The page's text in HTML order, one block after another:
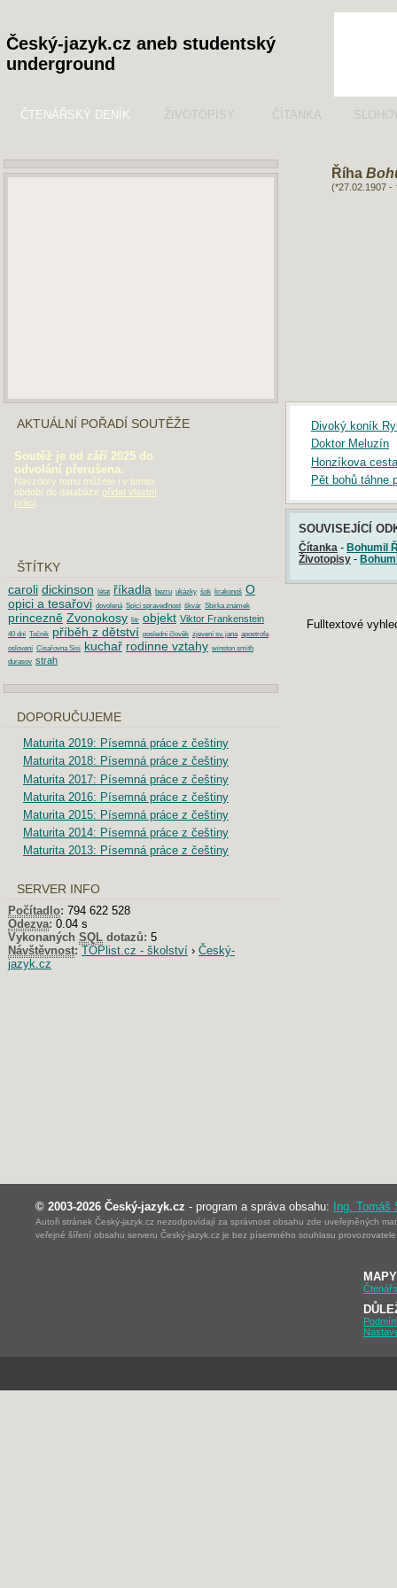
Český-jazyk.cz aneb studentský
underground
ČTENÁŘSKÝ DENÍK ŽIVOTOPISY ČÍTANKA
Říha
(*27.02.1907 -
Divoký koník
Doktor Meluzín
Honzíkova cesta
Pět bohů táhne
SOUVISEJÍCÍ
Čítanka - Bohumil
Životopisy-
Fulltextové
AKTUÁLNÍ POŘADÍ SOUTĚŽE
Soutěž je od září 2025 do
odvolání přerušena.
Navzdory tomu můžete i v tomto
období do databáze přidat vlastní
práci.
ŠTÍTKY
caroli dickinson létat říkadla bezru ukázky šok krakonoš O
opici a tesařovi dovolená Spící spravedlnost škvár Sbírka známek
princezně Zvonokosy litr objekt Viktor Frankenstein
40 dní Točník příběh z dětství poslední člověk zjevení sv. jana apostrofa
oslovení Císařovna Sisi kuchař rodinne vztahy winston smith
durasov strah
DOPORUČUJEME
Maturita 2019: Písemná práce z češtiny
Maturita 2018: Písemná práce z češtiny
Maturita 2017: Písemná práce z češtiny
Maturita 2016: Písemná práce z češtiny
Maturita 2015: Písemná práce z češtiny
Maturita 2014: Písemná práce z češtiny
Maturita 2013: Písemná práce z češtiny
SERVER INFO
Počítadlo: 794 622 528
Odezva: 0.04 s
Vykonaných SQLdotazů: 5
Návštěvnost: TOPlist.cz - školství› Český-
jazyk.cz
© 2003-2026 Český-jazyk.cz - program a správa obsahu: Ing. Tomáš
Autoři stránek Český-jazyk.cz nezodpovídají za správnost obsahu zde uveřejněných
veřejné šíření obsahu serveru Český-jazyk.cz je bez písemného souhlasu